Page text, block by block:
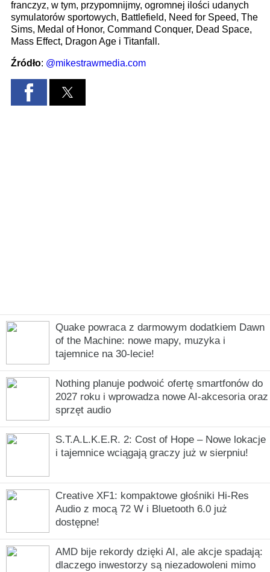
Quake powraca z darmowym dodatkiem Dawn
of the Machine: nowe mapy, muzyka i
tajemnice na 30-lecie!
Nothing planuje podwoić ofertę smartfonów do
2027 roku i wprowadza nowe AI-akcesoria oraz
sprzęt audio
S.T.A.L.K.E.R. 2: Cost of Hope – Nowe lokacje
i tajemnice wciągają graczy już w sierpniu!
Creative XF1: kompaktowe głośniki Hi-Res
Audio z mocą 72 W i Bluetooth 6.0 już
dostępne!
AMD bije rekordy dzięki AI, ale akcje spadają:
dlaczego inwestorzy są niezadowoleni mimo